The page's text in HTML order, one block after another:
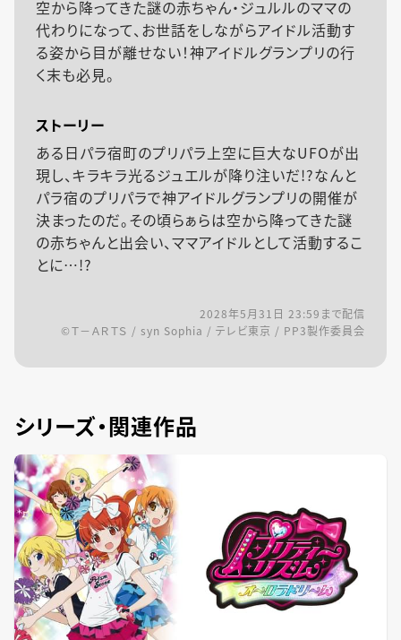
空から降ってきた謎の赤ちゃん・ジュルルのママの
代わりになって、お世話をしながらアイドル活動す
る姿から目が離せない！神アイドルグランプリの行
く末も必見。
ストーリー
ある日パラ宿町のプリパラ上空に巨大なUFOが出
現し、キラキラ光るジュエルが降り注いだ!?なんと
パラ宿のプリパラで神アイドルグランプリの開催が
決まったのだ。その頃らぁらは空から降ってきた謎
の赤ちゃんと出会い、ママアイドルとして活動するこ
とに…!?
2028年5月31日 23:59 まで配信
©Ｔ－ＡＲＴＳ / syn Sophia / テレビ東京 / PP3製作委員会
シリーズ・関連作品